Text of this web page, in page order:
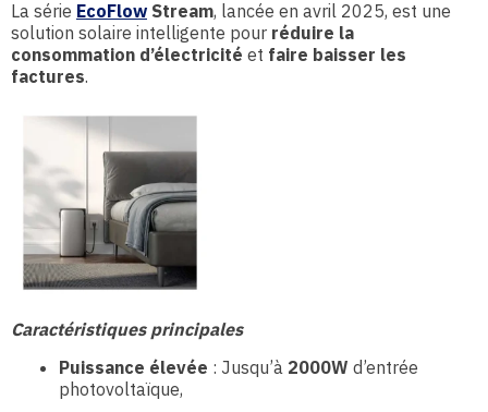
La série EcoFlow Stream, lancée en avril 2025, est une
solution solaire intelligente pour réduire la
consommation d’électricité et faire baisser les
factures.
Caractéristiques principales
Puissance élevée : Jusqu’à 2000W d’entrée
photovoltaïque,